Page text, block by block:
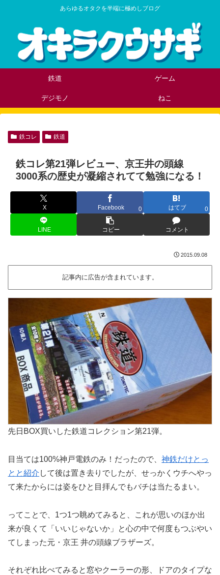
あらゆるオタクを半端に極めしブログ
鉄道 ゲーム
デジモノ ねこ
鉄コレ 鉄道
鉄コレ第21弾レビュー、京王井の頭線
3000系の歴史が凝縮されてて勉強になる！
X Facebook 0 はてブ 0
LINE コピー コメント
2015.09.08
記事内に広告が含まれています。
先日BOX買いした鉄道コレクション第21弾。
目当ては100%神戸電鉄のみ！だったので、 神鉄だけとっ
とと紹介 して後は置き去りでしたが、せっかくウチへやっ
て来たからには姿をひと目拝んでもバチは当たるまい。
ってことで、1つ1つ眺めてみると、これが思いのほか出
来が良くて「いいじゃないか」と心の中で何度もつぶやい
てしまった元・京王 井の頭線ブラザーズ。
それぞれ比べてみると窓やクーラーの形、ドアのタイプな